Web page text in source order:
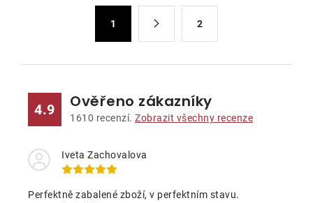
1 2
4.9 Ověřeno zákazníky
1610 recenzí. Zobrazit všechny recenze
Iveta Zachovalova
Perfektně zabalené zboží, v perfektním stavu.